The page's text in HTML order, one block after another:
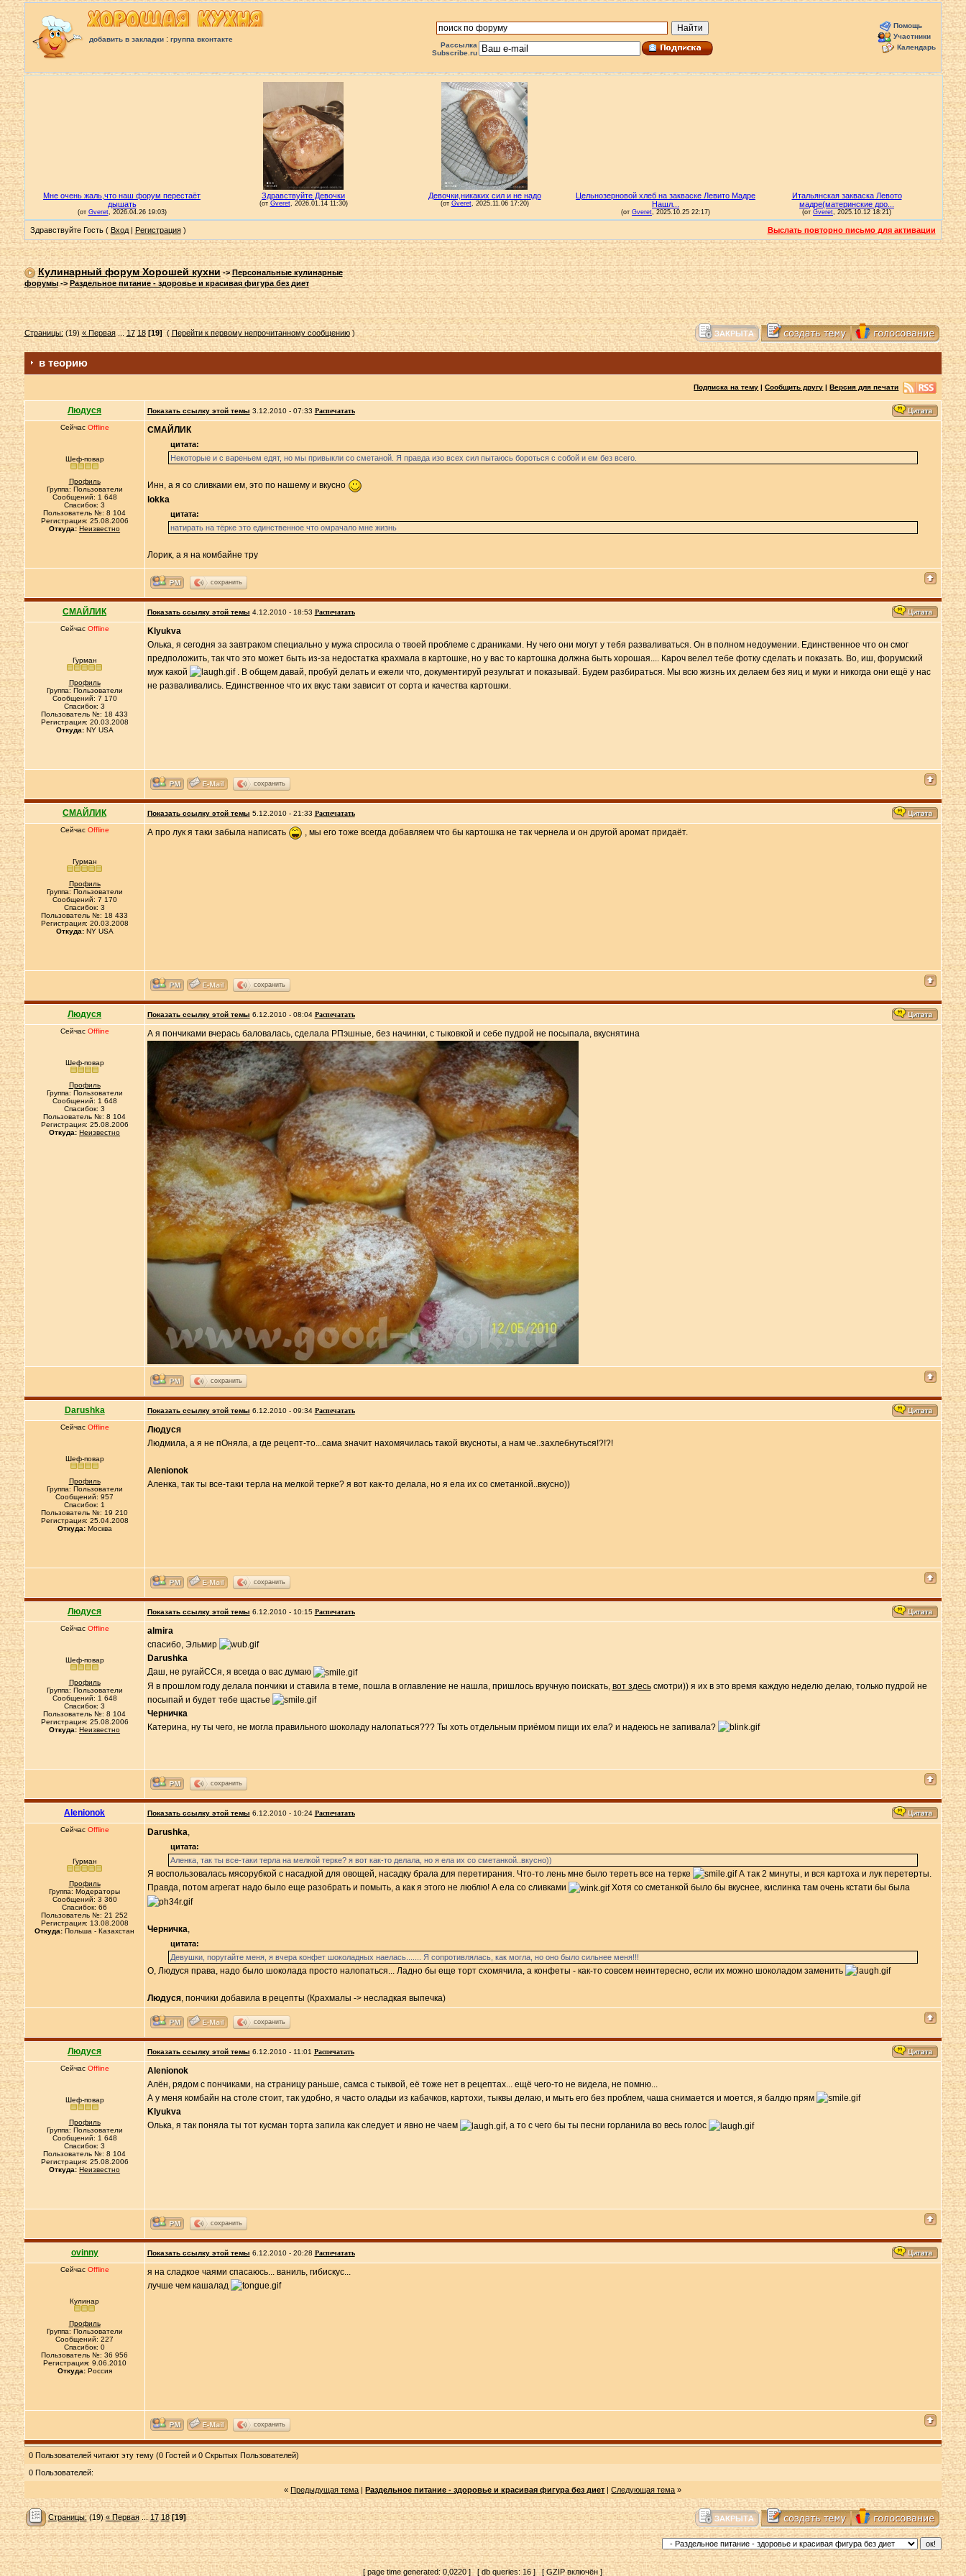
добавить в закладки: группа вконтакте
Рассылка
Subscribe.ru
Помощь
Участники
Календарь
Здравствуйте Гость ( Вход| Регистрация) Выслать повторно письмо для активации
Кулинарный форум Хорошей кухни->Персональные кулинарные
форумы->Раздельное питание - здоровье и красивая фигура без диет
Страницы:(19)« Первая...17 18 [19](Перейти к первому непрочитанному сообщению)
в теорию
Подписка на тему |Сообщить другу |Версия для печати
Людуся Показать ссылку этой темы 3.12.2010 - 07:33 Распечатать
Сейчас Offline
Шеф-повар
Профиль
Группа: Пользователи
Сообщений: 1 648
Спасибок: 3
Пользователь №: 8 104
Регистрация: 25.08.2006
Откуда: Неизвестно
СМАЙЛИК
цитата:
Некоторые и с вареньем едят, но мы привыкли со сметаной. Я правда изо всех сил пытаюсь бороться с собой и ем без всего.
Инн, а я со сливками ем, это по нашему и вкусно
lokka
цитата:
натирать на тёрке это единственное что омрачало мне жизнь
Лорик, а я на комбайне тру
сохранить
СМАЙЛИК Показать ссылку этой темы 4.12.2010 - 18:53 Распечатать
Сейчас Offline
Гурман
Профиль
Группа: Пользователи
Сообщений: 7 170
Спасибок: 3
Пользователь №: 18 433
Регистрация: 20.03.2008
Откуда:NY USA
Klyukva
Олька, я сегодня за завтраком специально у мужа спросила о твоей проблеме с драниками. Ну чего они могут у тебя разваливаться. Он в полном недоумении. Единственное что он смог
предположить, так что это может быть из-за недостатка крахмала в картошке, но у вас то картошка должна быть хорошая.... Кароч велел тебе фотку сделать и показать. Во, иш, форумский
муж какой
. В общем давай, пробуй делать и ежели что, документируй результат и показывай. Будем разбираться. Мы всю жизнь их делаем без яиц и муки и никогда они ещё у нас
не разваливались. Единственное что их вкус таки зависит от сорта и качества картошки.
сохранить
СМАЙЛИК Показать ссылку этой темы 5.12.2010 - 21:33 Распечатать
Сейчас Offline
Гурман
Профиль
Группа: Пользователи
Сообщений: 7 170
Спасибок: 3
Пользователь №: 18 433
Регистрация: 20.03.2008
Откуда:NY USA
А про лук я таки забыла написать , мы его тоже всегда добавляем что бы картошка не так чернела и он другой аромат придаёт.
сохранить
Людуся Показать ссылку этой темы 6.12.2010 - 08:04 Распечатать
Сейчас Offline
Шеф-повар
Профиль
Группа: Пользователи
Сообщений: 1 648
Спасибок: 3
Пользователь №: 8 104
Регистрация: 25.08.2006
Откуда: Неизвестно
А я пончиками вчерась баловалась, сделала РПэшные, без начинки, с тыковкой и себе пудрой не посыпала, вкуснятина
сохранить
Darushka Показать ссылку этой темы 6.12.2010 - 09:34 Распечатать
Сейчас Offline
Шеф-повар
Профиль
Группа: Пользователи
Сообщений: 957
Спасибок: 1
Пользователь №: 19 210
Регистрация: 25.04.2008
Откуда:Москва
Людуся
Людмила, а я не пОняла, а где рецепт-то...сама значит нахомячилась такой вкусноты, а нам че..захлебнуться!?!?!
Alenionok
Аленка, так ты все-таки терла на мелкой терке? я вот как-то делала, но я ела их со сметанкой..вкусно))
сохранить
Людуся Показать ссылку этой темы 6.12.2010 - 10:15 Распечатать
Сейчас Offline
Шеф-повар
Профиль
Группа: Пользователи
Сообщений: 1 648
Спасибок: 3
Пользователь №: 8 104
Регистрация: 25.08.2006
Откуда: Неизвестно
almira
спасибо, Эльмир
Darushka
Даш, не ругайССя, я всегда о вас думаю
Я в прошлом году делала пончики и ставила в теме, пошла в оглавление не нашла, пришлось вручную поискать, вот здесьсмотри)) я их в это время каждую неделю делаю, только пудрой не
посыпай и будет тебе щастье
Черничка
Катерина, ну ты чего, не могла правильного шоколаду налопаться??? Ты хоть отдельным приёмом пищи их ела? и надеюсь не запивала?
сохранить
Alenionok Показать ссылку этой темы 6.12.2010 - 10:24 Распечатать
Сейчас Offline
Гурман
Профиль
Группа: Модераторы
Сообщений: 3 360
Спасибок: 66
Пользователь №: 21 252
Регистрация: 13.08.2008
Откуда: Польша - Казахстан
Darushka,
цитата:
Аленка, так ты все-таки терла на мелкой терке? я вот как-то делала, но я ела их со сметанкой..вкусно))
Я воспользовалась мясорубкой с насадкой для овощей, насадку брала для перетирания. Что-то лень мне было тереть все на терке
А так 2 минуты, и вся картоха и лук перетерты.
Правда, потом агрегат надо было еще разобрать и помыть, а как я этого не люблю! А ела со сливками
Хотя со сметанкой было бы вкуснее, кислинка там очень кстати бы была
Черничка
цитата:
Девушки, поругайте меня, я вчера конфет шоколадных наелась....... Я сопротивлялась, как могла, но оно было сильнее меня!!!
О, Людуся права, надо было шоколада просто налопаться... Ладно бы еще торт схомячила, а конфеты - как-то совсем неинтересно, если их можно шоколадом заменить
Людуся, пончики добавила в рецепты (Крахмалы -> несладкая выпечка)
сохранить
Людуся Показать ссылку этой темы 6.12.2010 - 11:01 Распечатать
Сейчас Offline
Шеф-повар
Профиль
Группа: Пользователи
Сообщений: 1 648
Спасибок: 3
Пользователь №: 8 104
Регистрация: 25.08.2006
Откуда: Неизвестно
Alenionok
Алён, рядом с пончиками, на страницу раньше, самса с тыквой, её тоже нет в рецептах... ещё чего-то не видела, не помню...
А у меня комбайн на столе стоит, так удобно, я часто оладьи из кабачков, картохи, тыквы делаю, и мыть его без проблем, чаша снимается и моется, я балдю прям
Klyukva
Олька, я так поняла ты тот кусман торта запила как следует и явно не чаем
, а то с чего бы ты песни горланила во весь голос
сохранить
ovinny Показать ссылку этой темы 6.12.2010 - 20:28 Распечатать
Сейчас Offline
Кулинар
Профиль
Группа: Пользователи
Сообщений: 227
Спасибок: 0
Пользователь №: 36 956
Регистрация: 9.06.2010
Откуда:Россия
я на сладкое чаями спасаюсь... ваниль, гибискус...
лучше чем кашалад
сохранить
0 Пользователей читают эту тему (0 Гостей и 0 Скрытых Пользователей)
0 Пользователей:
«Предыдущая тема |Раздельное питание - здоровье и красивая фигура без диет |Следующая тема »
Страницы:(19)« Первая...17 18 [19]
[ page time generated: 0,0220 ] [ db queries: 16 ] [ GZIP включён ]